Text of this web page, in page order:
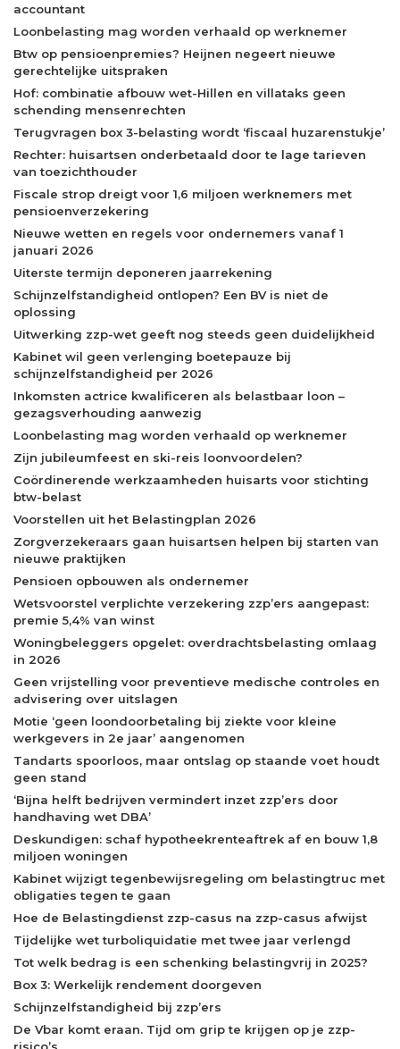
accountant
Loonbelasting mag worden verhaald op werknemer
Btw op pensioenpremies? Heijnen negeert nieuwe
gerechtelijke uitspraken
Hof: combinatie afbouw wet-Hillen en villataks geen
schending mensenrechten
Terugvragen box 3-belasting wordt ‘fiscaal huzarenstukje’
Rechter: huisartsen onderbetaald door te lage tarieven
van toezichthouder
Fiscale strop dreigt voor 1,6 miljoen werknemers met
pensioenverzekering
Nieuwe wetten en regels voor ondernemers vanaf 1
januari 2026
Uiterste termijn deponeren jaarrekening
Schijnzelfstandigheid ontlopen? Een BV is niet de
oplossing
Uitwerking zzp-wet geeft nog steeds geen duidelijkheid
Kabinet wil geen verlenging boetepauze bij
schijnzelfstandigheid per 2026
Inkomsten actrice kwalificeren als belastbaar loon –
gezagsverhouding aanwezig
Loonbelasting mag worden verhaald op werknemer
Zijn jubileumfeest en ski-reis loonvoordelen?
Coördinerende werkzaamheden huisarts voor stichting
btw-belast
Voorstellen uit het Belastingplan 2026
Zorgverzekeraars gaan huisartsen helpen bij starten van
nieuwe praktijken
Pensioen opbouwen als ondernemer
Wetsvoorstel verplichte verzekering zzp’ers aangepast:
premie 5,4% van winst
Woningbeleggers opgelet: overdrachtsbelasting omlaag
in 2026
Geen vrijstelling voor preventieve medische controles en
advisering over uitslagen
Motie ‘geen loondoorbetaling bij ziekte voor kleine
werkgevers in 2e jaar’ aangenomen
Tandarts spoorloos, maar ontslag op staande voet houdt
geen stand
‘Bijna helft bedrijven vermindert inzet zzp’ers door
handhaving wet DBA’
Deskundigen: schaf hypotheekrenteaftrek af en bouw 1,8
miljoen woningen
Kabinet wijzigt tegenbewijsregeling om belastingtruc met
obligaties tegen te gaan
Hoe de Belastingdienst zzp-casus na zzp-casus afwijst
Tijdelijke wet turboliquidatie met twee jaar verlengd
Tot welk bedrag is een schenking belastingvrij in 2025?
Box 3: Werkelijk rendement doorgeven
Schijnzelfstandigheid bij zzp’ers
De Vbar komt eraan. Tijd om grip te krijgen op je zzp-
risico’s